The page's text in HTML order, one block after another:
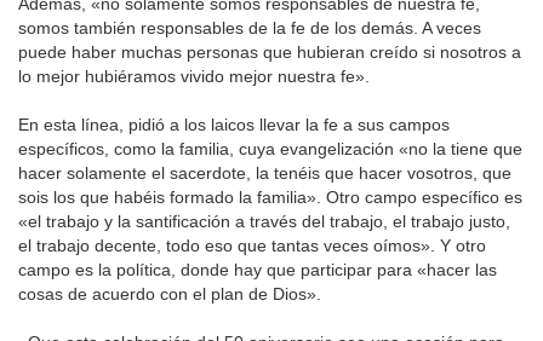
somos también responsables de la fe de los demás. A veces
puede haber muchas personas que hubieran creído si nosotros a
lo mejor hubiéramos vivido mejor nuestra fe».
En esta línea, pidió a los laicos llevar la fe a sus campos
específicos, como la familia, cuya evangelización «no la tiene que
hacer solamente el sacerdote, la tenéis que hacer vosotros, que
sois los que habéis formado la familia». Otro campo específico es
«el trabajo y la santificación a través del trabajo, el trabajo justo,
el trabajo decente, todo eso que tantas veces oímos». Y otro
campo es la política, donde hay que participar para «hacer las
cosas de acuerdo con el plan de Dios».